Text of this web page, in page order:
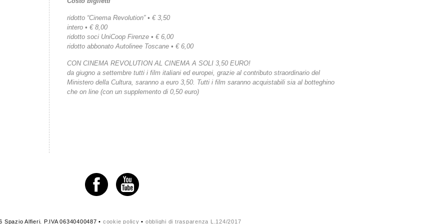
ridotto “Cinema Revolution” • € 3,50
intero • € 8,00
ridotto soci UniCoop Firenze • € 6,00
ridotto abbonato Autolinee Toscane • € 6,00
CON CINEMA REVOLUTION AL CINEMA A SOLI 3,50 EURO!
da giugno a settembre tutti i film italiani ed europei, grazie al contributo straordinario del
Ministero della Cultura, saranno a euro 3,50. Tutti i film saranno acquistabili sia al botteghino
che on line (con un supplemento di 0,50 euro)
Spazio Alfieri. P.IVA 06340400487 • cookie policy • obblighi di trasparenza L.124/2017